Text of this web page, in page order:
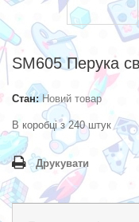
SM605 Перука
Стан: Новий товар
В коробці з 240 штук
Друкувати